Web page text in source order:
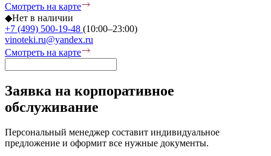
Смотреть на карте
◆Нет в наличии
+7 (499) 500-19-48 (10:00–23:00)
vinoteki.ru@yandex.ru
Смотреть на карте
Заявка на корпоративное
обслуживание
Персональный менеджер составит индивидуальное
предложение и оформит все нужные документы.